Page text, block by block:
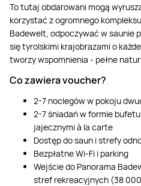
To tutaj obdarowani mogą
korzystać z ogromnego
Badewelt, odpoczywać w saunie
się tyrolskimi krajobrazami o
tworzy wspomnienia - pełne
Co zawiera voucher?
2-7 noclegów w pokoju
2-7 śniadań w formie
jajecznymi à la carte
Dostęp do saun i strefy
Bezpłatne Wi-Fi i parking
Wejście do Panorama
stref rekreacyjnych (38